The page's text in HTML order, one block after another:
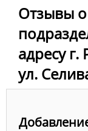
Отзывы о
адресу г.
ул.